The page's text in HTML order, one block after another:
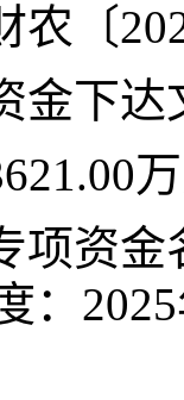
农〔
金下达
项资金
： 2025